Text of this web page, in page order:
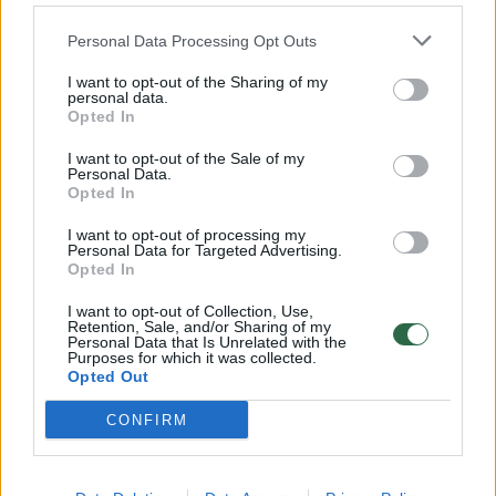
Personal Data Processing Opt Outs
I want to opt-out of the Sharing of my
personal data.
Opted In
I want to opt-out of the Sale of my
Personal Data.
Opted In
I want to opt-out of processing my
Personal Data for Targeted Advertising.
Opted In
I want to opt-out of Collection, Use,
Retention, Sale, and/or Sharing of my
Personal Data that Is Unrelated with the
Purposes for which it was collected.
Opted Out
CONFIRM
32 laipsnių šilumos
Žinios | Orai
Nufilmavo, kaip patvino Vilniaus Vakarinis aplinkkelis:
Žinios | Lietuvos diena
00:00:55
Avarija Vilniuje: į stotelę įsirėžęs automobilis sužalojo
dvi moteris
Žinios | Lietuvos diena